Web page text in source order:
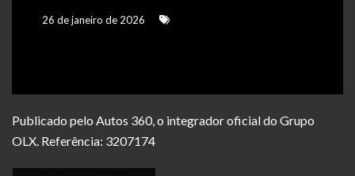
26 de janeiro de 2026
Publicado pelo Autos 360, o integrador oficial do Grupo
OLX. Referência: 3207174